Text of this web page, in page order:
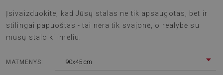
Įsivaizduokite, kad Jūsų stalas ne tik apsaugotas, bet ir
stilingai papuoštas - tai nėra tik svajonė, o realybė su
mūsų stalo kilimėliu.
MATMENYS: 90x45 cm